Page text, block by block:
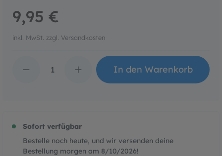
9,95 €
inkl. MwSt. zzgl. Versandkosten
Produkt Anzahl: Gib
In den Warenkorb
Sofort verfügbar
Bestelle noch heute, und wir versenden deine
Bestellung morgen am 8/10/2026!